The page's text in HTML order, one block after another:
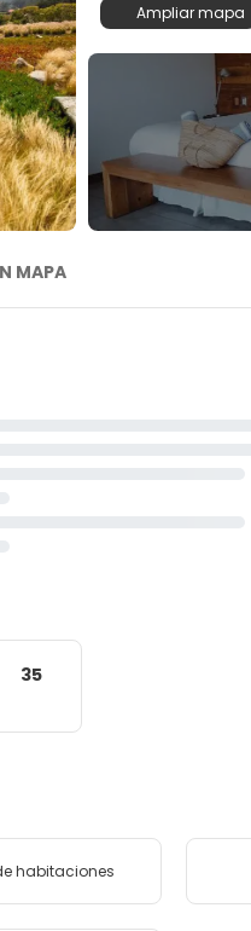
Ampliar mapa
MAPA
35
habitaciones